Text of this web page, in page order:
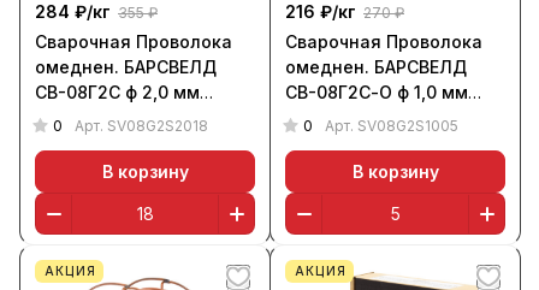
284 ₽/кг 355 ₽
Сварочная Проволока
омеднен. БАРСВЕЛД
СВ-08Г2С ф 2,0 мм
(кассета 18 кг, К-300)
0 Арт. SV08G2S2018
В корзину
216 ₽/кг 270 ₽
Сварочная Проволока
омеднен. БАРСВЕЛД
СВ-08Г2С-О ф 1,0 мм
(кассета 5 кг, D-200),
0 Арт. SV08G2S1005
В корзину
АКЦИЯ АКЦИЯ